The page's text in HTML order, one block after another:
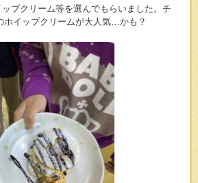
プクリーム等を選んでもらいました。チ
ホイップクリームが大人気…かも？